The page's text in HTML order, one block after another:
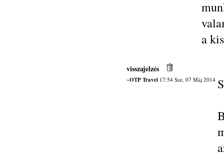
a
visszajelzés
~OTP Travel17:54 Sze, 07 Máj 2014